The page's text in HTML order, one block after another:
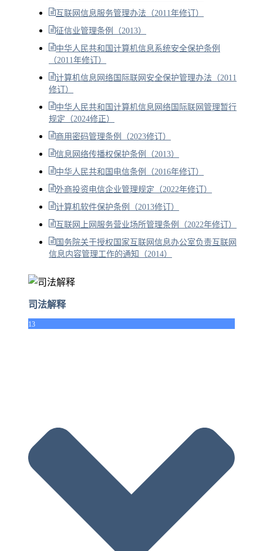
互联网信息服务管理办法（2011年修订）
征信业管理条例（2013）
中华人民共和国计算机信息系统安全保护条例
（2011年修订）
计算机信息网络国际联网安全保护管理办法（2011
修订）
中华人民共和国计算机信息网络国际联网管理暂行
规定（2024修正）
商用密码管理条例（2023修订）
信息网络传播权保护条例（2013）
中华人民共和国电信条例（2016年修订）
外商投资电信企业管理规定（2022年修订）
计算机软件保护条例（2013修订）
互联网上网服务营业场所管理条例（2022年修订）
国务院关于授权国家互联网信息办公室负责互联网
信息内容管理工作的通知（2014）
司法解释
13